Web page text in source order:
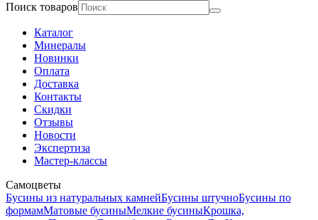
Поиск товаров
Каталог
Минералы
Новинки
Оплата
Доставка
Контакты
Скидки
Отзывы
Новости
Экспертиза
Мастер-классы
Самоцветы
Бусины из натуральных камнейБусины штучноБусины по
формамМатовые бусиныМелкие бусиныКрошка,